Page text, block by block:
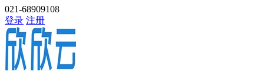
021-68909108
登录 注册